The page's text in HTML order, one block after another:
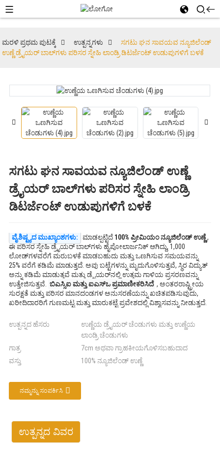
ಮರಳಿ ಪ್ರಥಮ ಪುಟಕ್ಕೆ ಉತ್ಪನ್ನಗಳು
ಸಗಟು ಘನ ಸಾವಯವ ನ್ಯೂಜಿಲೆಂಡ್
ಉಣ್ಣೆ ಡ್ರೈಯರ್ ಬಾಲ್‌ಗಳು ಪರಿಸರ ಸ್ನೇಹಿ ಲಾಂಡ್ರಿ ಡಿಟರ್ಜೆಂಟ್ ಉಡುಪುಗಳಿಗೆ ಬಳಕೆ
ಸಗಟು ಘನ ಸಾವಯವ ನ್ಯೂಜಿಲೆಂಡ್ ಉಣ್ಣೆ
ಡ್ರೈಯರ್ ಬಾಲ್‌ಗಳು ಪರಿಸರ ಸ್ನೇಹಿ ಲಾಂಡ್ರಿ
ಡಿಟರ್ಜೆಂಟ್ ಉಡುಪುಗಳಿಗೆ ಬಳಕೆ
ವೈಶಿಷ್ಟ್ಯದ ಮುಖ್ಯಾಂಶಗಳು: ಮಾಡಲ್ಪಟ್ಟಿದೆ 100% ಪ್ರೀಮಿಯಂ ನ್ಯೂಜಿಲೆಂಡ್ ಉಣ್ಣೆ ,
ಈ ಪರಿಸರ ಸ್ನೇಹಿ ಡ್ರೈಯರ್ ಬಾಲ್‌ಗಳು ಹೈಪೋಲಾರ್ಜನಿಕ್ ಆಗಿದ್ದು, 1,000
ಲೋಡ್‌ಗಳವರೆಗೆ ಮರುಬಳಕೆ ಮಾಡಬಹುದು ಮತ್ತು ಒಣಗಿಸುವ ಸಮಯವನ್ನು
25% ವರೆಗೆ ಕಡಿಮೆ ಮಾಡುತ್ತದೆ. ಅವು ಬಟ್ಟೆಗಳನ್ನು ಮೃದುಗೊಳಿಸುತ್ತವೆ, ಸ್ಥಿರ ವಿದ್ಯುತ್
ಅನ್ನು ಕಡಿಮೆ ಮಾಡುತ್ತವೆ ಮತ್ತು ಡ್ರೈಯರ್‌ನಲ್ಲಿ ಉತ್ತಮ ಗಾಳಿಯ ಪ್ರಸರಣವನ್ನು
ಉತ್ತೇಜಿಸುತ್ತವೆ.
ಬಿಎಸ್ಸಿಐ ಮತ್ತು ಐಎಸ್ಒ ಪ್ರಮಾಣೀಕರಿಸಿದೆ , ಅಂತರರಾಷ್ಟ್ರೀಯ
ಸುರಕ್ಷತೆ ಮತ್ತು ಪರಿಸರ ಮಾನದಂಡಗಳ ಅನುಸರಣೆಯನ್ನು ಖಚಿತಪಡಿಸುವುದು,
ಖರೀದಿದಾರರಿಗೆ ಗುಣಮಟ್ಟ ಮತ್ತು ಮಾರುಕಟ್ಟೆ ಪ್ರವೇಶದಲ್ಲಿ ವಿಶ್ವಾಸವನ್ನು ನೀಡುತ್ತದೆ.
ಉತ್ಪನ್ನದ ಹೆಸರು
ಉಣ್ಣೆಯ ಡ್ರೈಯರ್ ಚೆಂಡುಗಳು ಮತ್ತು ಉಣ್ಣೆಯ
ಲಾಂಡ್ರಿ ಚೆಂಡುಗಳು
ಗಾತ್ರ
7cm ಅಥವಾ ಗ್ರಾಹಕೀಯಗೊಳಿಸಬಹುದಾದ
ವಸ್ತು
100% ನ್ಯೂಜಿಲೆಂಡ್ ಉಣ್ಣೆ
ನಮ್ಮನ್ನು ಸಂಪರ್ಕಿಸಿ
ಉತ್ಪನ್ನದ ವಿವರ